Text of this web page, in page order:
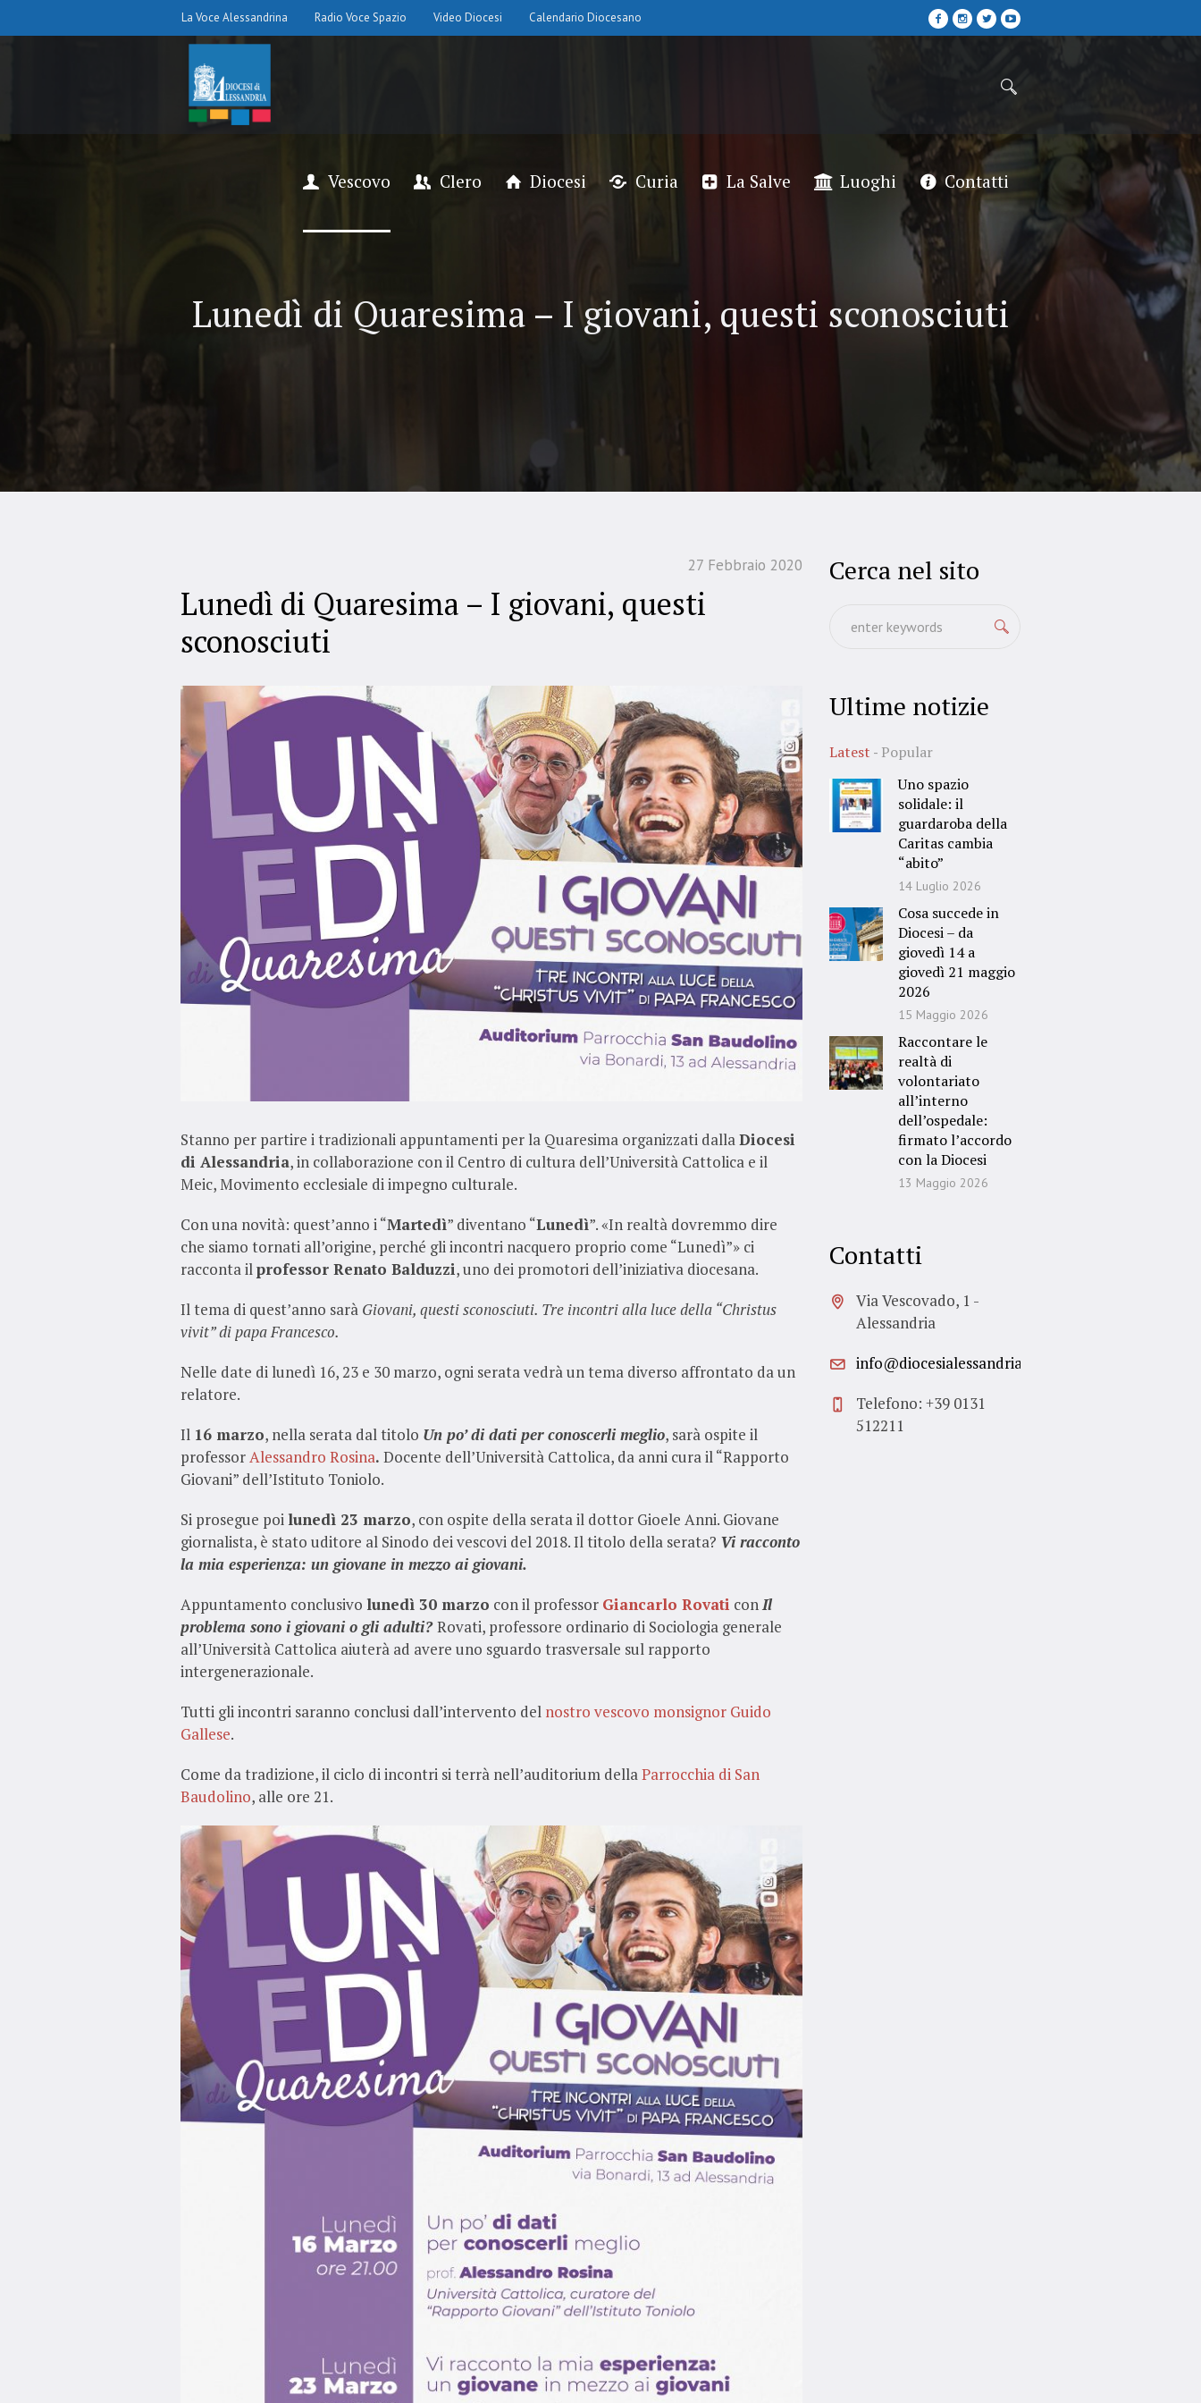
La Voce Alessandrina Radio Voce Spazio Video Diocesi Calendario Diocesano
Vescovo Clero Diocesi Curia La Salve Luoghi Contatti
Lunedì di Quaresima – I giovani, questi sconosciuti
27 Febbraio 2020
Lunedì di Quaresima – I giovani, questi
sconosciuti
Stanno per partire i tradizionali appuntamenti per la Quaresima organizzati dallaDiocesi
di Alessandria, in collaborazione con il Centro di cultura dell’Università Cattolica e il
Meic, Movimento ecclesiale di impegno culturale.
Con una novità: quest’anno i “Martedì” diventano “Lunedì”. «In realtà dovremmo dire
che siamo tornati all’origine, perché gli incontri nacquero proprio come “Lunedì”» ci
racconta ilprofessor Renato Balduzzi, uno dei promotori dell’iniziativa diocesana.
Il tema di quest’anno sarà Giovani, questi sconosciuti. Tre incontri alla luce della “Christus
vivit” di papa Francesco.
Nelle date di lunedì 16, 23 e 30 marzo, ogni serata vedrà un tema diverso affrontato da un
relatore.
Il 16 marzo, nella serata dal titolo Un po’ di dati per conoscerli meglio, sarà ospite il
professorAlessandro Rosina. Docente dell’Università Cattolica, da anni cura il “Rapporto
Giovani” dell’Istituto Toniolo.
Si prosegue poi lunedì 23 marzo, con ospite della serata il dottor Gioele Anni. Giovane
giornalista, è stato uditore al Sinodo dei vescovi del 2018. Il titolo della serata? Vi racconto
la mia esperienza: un giovane in mezzo ai giovani.
Appuntamento conclusivo lunedì 30 marzo con il professor Giancarlo Rovati conIl
problema sono i giovani o gli adulti?Rovati, professore ordinario di Sociologia generale
all’Università Cattolica aiuterà ad avere uno sguardo trasversale sul rapporto
intergenerazionale.
Tutti gli incontri saranno conclusi dall’intervento del nostro vescovo monsignor Guido
Gallese.
Come da tradizione, il ciclo di incontri si terrà nell’auditorium dellaParrocchia di San
Baudolino, alle ore 21.
Cerca nel sito
Ultime notizie
Latest
Popular
Uno spazio
solidale: il
guardaroba della
Caritas cambia
“abito”
14 Luglio 2026
Cosa succede in
Diocesi – da
giovedì 14 a
giovedì 21 maggio
2026
15 Maggio 2026
Raccontare le
realtà di
volontariato
all’interno
dell’ospedale:
firmato l’accordo
con la Diocesi
13 Maggio 2026
Contatti
Via Vescovado, 1 -
Alessandria
info@diocesialessandria.it
Telefono: +39 0131
512211